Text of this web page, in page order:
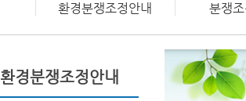
환경분쟁조정안내 분쟁
환경분쟁조정안내